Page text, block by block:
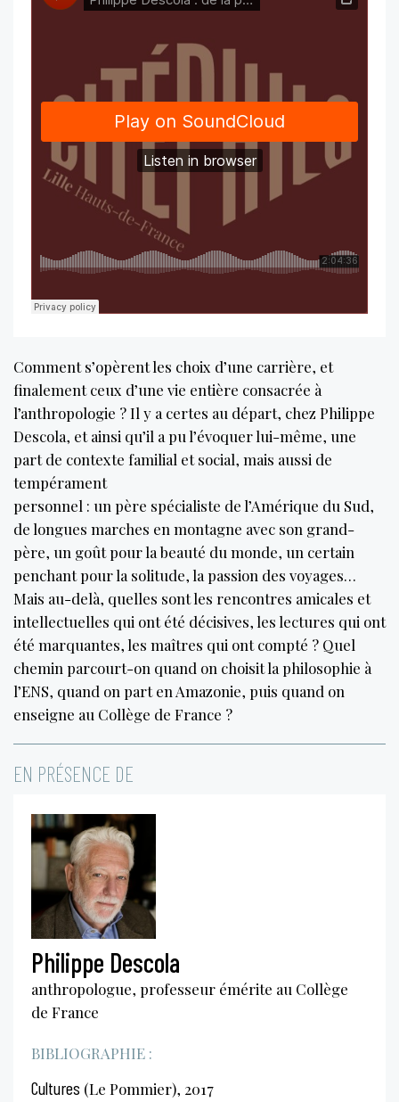
Comment s’opèrent les choix d’une carrière, et
finalement ceux d’une vie entière consacrée à
l’anthropologie ? Il y a certes au départ, chez Philippe
Descola, et ainsi qu’il a pu l’évoquer lui-même, une
part de contexte familial et social, mais aussi de
tempérament
personnel : un père spécialiste de l’Amérique du Sud,
de longues marches en montagne avec son grand-
père, un goût pour la beauté du monde, un certain
penchant pour la solitude, la passion des voyages…
Mais au-delà, quelles sont les rencontres amicales et
intellectuelles qui ont été décisives, les lectures qui ont
été marquantes, les maîtres qui ont compté ? Quel
chemin parcourt-on quand on choisit la philosophie à
l’ENS, quand on part en Amazonie, puis quand on
enseigne au Collège de France ?
EN PRÉSENCE DE
Philippe Descola
anthropologue, professeur émérite au Collège
de France
BIBLIOGRAPHIE :
Cultures (Le Pommier), 2017